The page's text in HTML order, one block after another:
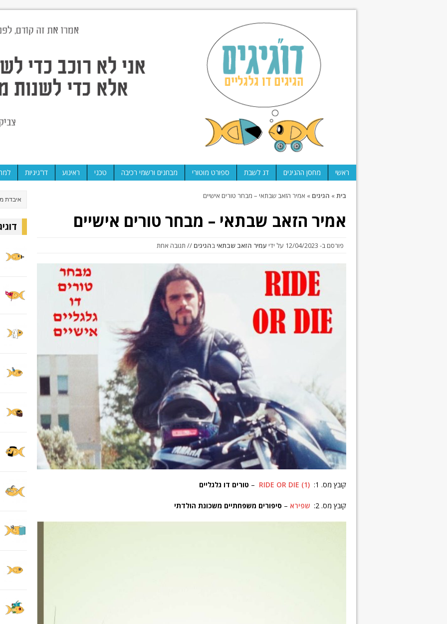
ראשי מחסן ההגיגים דג לשבת ספורט מוטורי מבחנים ורשמי רכיבה טכני ראינוע דו"גיגיות
בית» הגיגים » אמיר הזאב שבתאי – מבחר טורים אישיים
אמיר הזאב שבתאי – מבחר טורים אישיים
פורסם ב- 12/04/2023 על ידי עמיר הזאב שבתאי בהגיגים // תגובה אחת
קובץ מס. 1: RIDE OR DIE (1)
– טורים דו גלגליים
קובץ מס. 2: שפירא – סיפורים משפחתיים משכונת הולדתי